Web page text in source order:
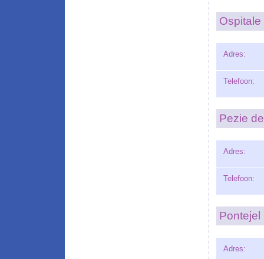
Ospitale
Adres:
Telefoon:
Pezie
Adres:
Telefoon:
Pontejel
Adres: